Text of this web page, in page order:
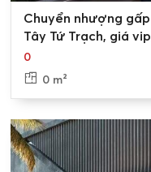
Chuyển nhượng
Tây Tứ Trạch, giá
Tấn
0
0 m²